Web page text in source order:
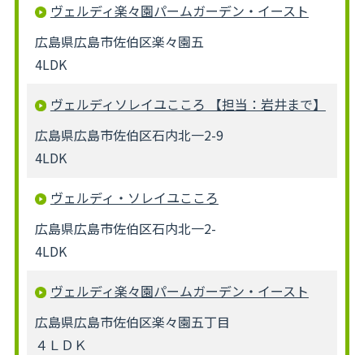
ヴェルディ楽々園パームガーデン・イースト
広島県広島市佐伯区楽々園五
4LDK
ヴェルディソレイユこころ 【担当：岩井まで】
広島県広島市佐伯区石内北一2-9
4LDK
ヴェルディ・ソレイユこころ
広島県広島市佐伯区石内北一2-
4LDK
ヴェルディ楽々園パームガーデン・イースト
広島県広島市佐伯区楽々園五丁目
４ＬＤＫ